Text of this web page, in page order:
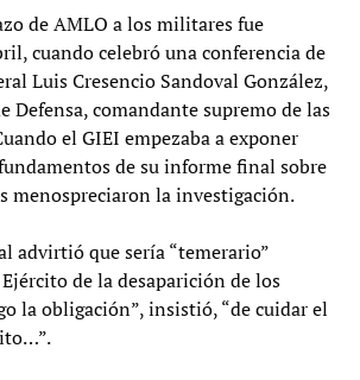
de AMLO a los militares fue
cuando celebró una conferencia de
Luis Cresencio Sandoval González,
Defensa, comandante supremo de las
el GIEI empezaba a exponer
de su informe final sobre
menospreciaron la investigación.
advirtió que sería “temerario”
de la desaparición de los
la obligación”, insistió, “de cuidar el